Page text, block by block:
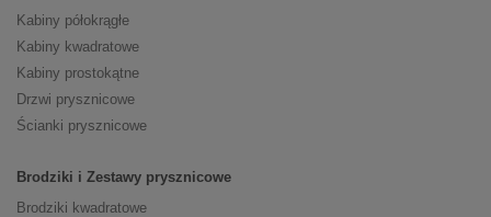
Kabiny półokrągłe
Kabiny kwadratowe
Kabiny prostokątne
Drzwi prysznicowe
Ścianki prysznicowe
Brodziki i Zestawy prysznicowe
Brodziki kwadratowe